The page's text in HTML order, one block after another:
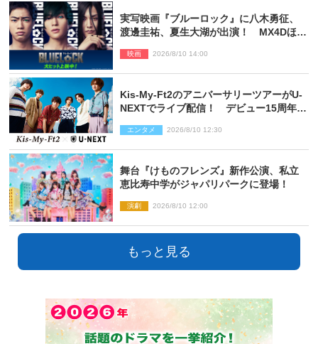
実写映画『ブルーロック』に八木勇征、
渡邊圭祐、夏生大湖が出演！ MX4Dほか
映画 2026/8/10 14:00
Kis‐My‐Ft2のアニバーサリーツアーがU‐
NEXTでライブ配信！ デビュー15周年の
エンタメ 2026/8/10 12:30
舞台『けものフレンズ』新作公演、私立
恵比寿中学がジャパリパークに登場！
演劇 2026/8/10 12:00
もっと見る